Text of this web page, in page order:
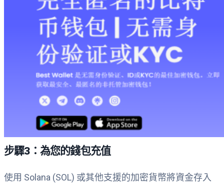
步驟3：為您的錢包充值
使用 Solana (SOL) 或其他支援的加密貨幣將資金存入